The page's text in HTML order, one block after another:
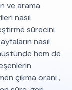
ve arama
nasıl
sürecini
nasıl
hem de
çıkma oranı ,